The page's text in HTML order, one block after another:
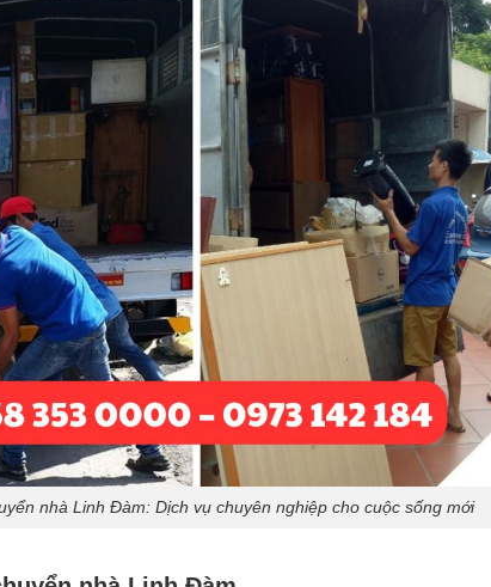
nhà Linh Đàm: Dịch vụ chuyên nghiệp cho cuộc sống mới